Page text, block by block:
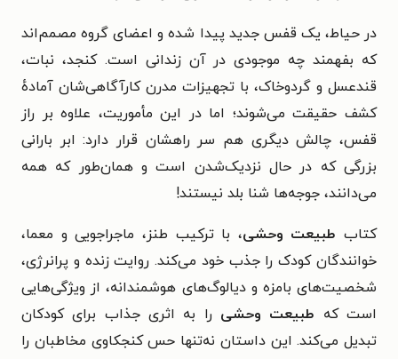
در حیاط، یک قفس جدید پیدا شده و اعضای گروه مصمم‌اند
که بفهمند چه موجودی در آن زندانی است. کنجد، نبات،
قندعسل و گردوخاک، با تجهیزات مدرن کارآگاهی‌شان آمادهٔ
کشف حقیقت می‌شوند؛ اما در این مأموریت، علاوه بر راز
قفس، چالش دیگری هم سر راهشان قرار دارد: ابر بارانی
بزرگی که در حال نزدیک‌شدن است و همان‌طور که همه
می‌دانند، جوجه‌ها شنا بلد نیستند!
کتاب طبیعت وحشی، با ترکیب طنز، ماجراجویی و معما،
خوانندگان کودک را جذب خود می‌کند. روایت زنده و پرانرژی،
شخصیت‌های بامزه و دیالوگ‌های هوشمندانه، از ویژگی‌هایی
است که طبیعت وحشی را به اثری جذاب برای کودکان
تبدیل می‌کند. این داستان نه‌تنها حس کنجکاوی مخاطبان را